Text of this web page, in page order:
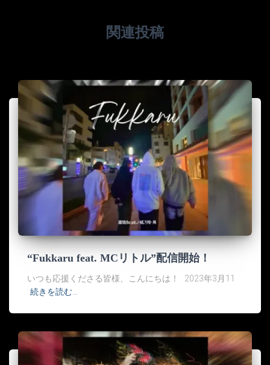
関連投稿
“Fukkaru feat. MCリトル”配信開始！
いつも応援くださる皆様、こんにちは！ 2023年3月11
続きを読む…